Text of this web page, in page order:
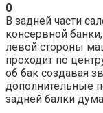
0
В задней части
консервной
левой стороны
проходит по
об бак создавая
дополнительные
задней балки